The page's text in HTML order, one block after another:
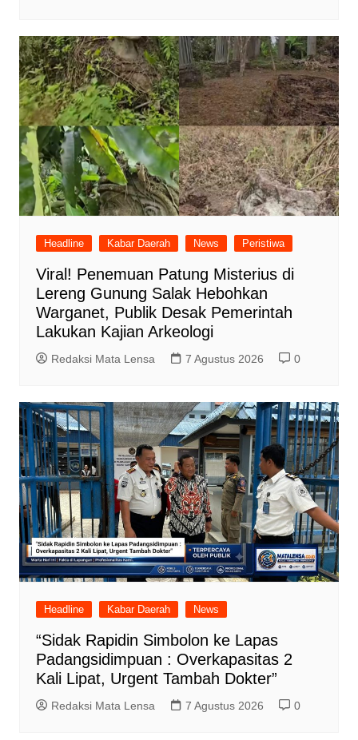
Headline Kabar Daerah News Peristiwa
Viral! Penemuan Patung Misterius di
Lereng Gunung Salak Hebohkan
Warganet, Publik Desak Pemerintah
Lakukan Kajian Arkeologi
Redaksi Mata Lensa 7 Agustus 2026 0
Headline Kabar Daerah News
“Sidak Rapidin Simbolon ke Lapas
Padangsidimpuan : Overkapasitas 2
Kali Lipat, Urgent Tambah Dokter”
Redaksi Mata Lensa 7 Agustus 2026 0